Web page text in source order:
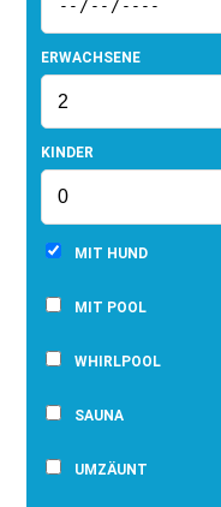
ERWACHSENE
KINDER
MIT HUND
MIT POOL
WHIRLPOOL
SAUNA
UMZÄUNT